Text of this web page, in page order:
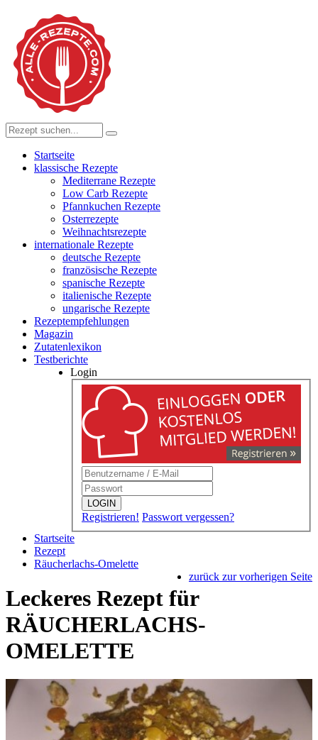
Startseite
klassische Rezepte
Mediterrane Rezepte
Low Carb Rezepte
Pfannkuchen Rezepte
Osterrezepte
Weihnachtsrezepte
internationale Rezepte
deutsche Rezepte
französische Rezepte
spanische Rezepte
italienische Rezepte
ungarische Rezepte
Rezeptempfehlungen
Magazin
Zutatenlexikon
Testberichte
Login
LOGIN
Registrieren! Passwort vergessen?
Startseite
Rezept
Räucherlachs-Omelette
zurück zur vorherigen Seite
Leckeres Rezept für
RÄUCHERLACHS-
OMELETTE